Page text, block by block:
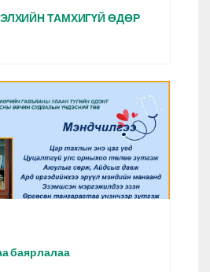
ТАМХИГҮЙ ӨДӨР
баярлалаа